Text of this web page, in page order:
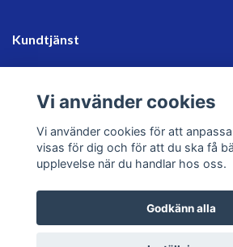
Kundtjänst
Sociala medier
© 2026 sweklader
Vi använder cookies
Vi använder cookies för att
visas för dig och för att du ska få
upplevelse när du handlar hos oss.
Godkänn alla